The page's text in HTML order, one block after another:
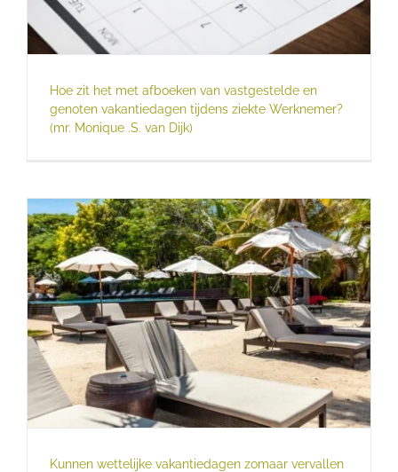
Hoe zit het met afboeken van vastgestelde en
genoten vakantiedagen tijdens ziekte Werknemer?
(mr. Monique .S. van Dijk)
Kunnen wettelijke vakantiedagen zomaar vervallen